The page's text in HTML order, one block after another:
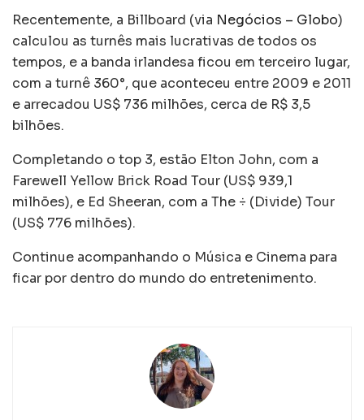
Recentemente, a Billboard (via Negócios – Globo)
calculou as turnês mais lucrativas de todos os
tempos, e a banda irlandesa ficou em terceiro lugar,
com a turnê 360°, que aconteceu entre 2009 e 2011
e arrecadou US$ 736 milhões, cerca de R$ 3,5
bilhões.
Completando o top 3, estão Elton John, com a
Farewell Yellow Brick Road Tour (US$ 939,1
milhões), e Ed Sheeran, com a The ÷ (Divide) Tour
(US$ 776 milhões).
Continue acompanhando o Música e Cinema para
ficar por dentro do mundo do entretenimento.